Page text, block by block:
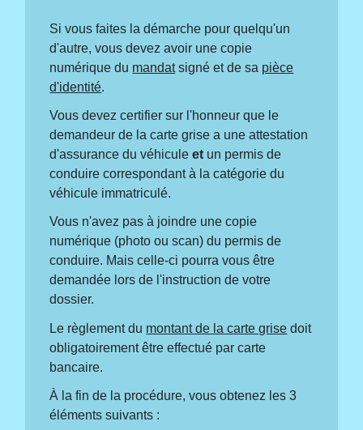
Si vous faites la démarche pour quelqu'un
d'autre, vous devez avoir une copie
numérique du mandatsigné et de sa pièce
d'identité.
Vous devez certifier sur l'honneur que le
demandeur de la carte grise a une attestation
d'assurance du véhiculeet un permis de
conduire correspondant à la catégorie du
véhicule immatriculé.
Vous n'avez pas à joindre une copie
numérique (photo ou scan) du permis de
conduire. Mais celle-ci pourra vous être
demandée lors de l'instruction de votre
dossier.
Le règlement du montant de la carte grise doit
obligatoirement être effectué par carte
bancaire.
À la fin de la procédure, vous obtenez les 3
éléments suivants :